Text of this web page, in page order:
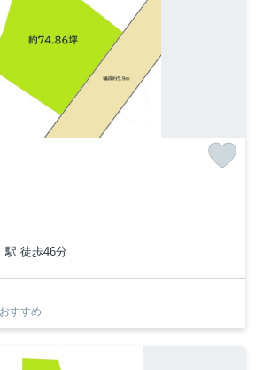
駅 徒歩46分
すすめ